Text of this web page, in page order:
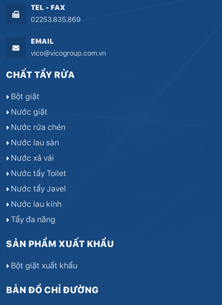
TEL - FAX
02253.835.869
EMAIL
vico@vicogroup.com.vn
CHẤT TẨY RỬA
Bột giặt
Nước giặt
Nước rửa chén
Nước lau sàn
Nước xả vải
Nước tẩy Toilet
Nước tẩy Javel
Nước lau kính
Tẩy đa năng
SẢN PHẨM XUẤT KHẨU
Bột giặt xuất khẩu
BẢN ĐỒ CHỈ ĐƯỜNG